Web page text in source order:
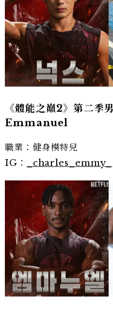
《體能之巔2》第二季
Emmanuel
職業：健身模特兒
IG：
_charles_emmy_